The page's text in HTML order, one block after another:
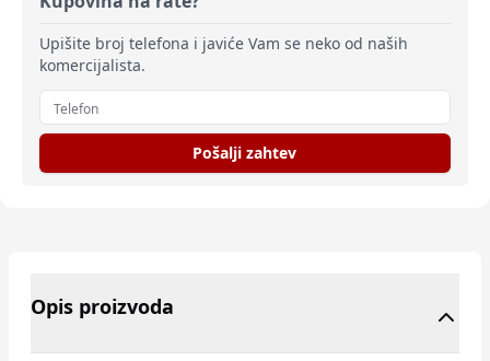
Upišite broj telefona i javiće Vam se neko od naših
komercijalista.
Pošalji zahtev
Opis proizvoda